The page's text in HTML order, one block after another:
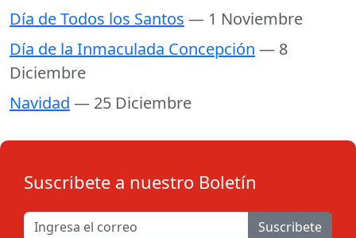
Día de Todos los Santos — 1 Noviembre
Día de la Inmaculada Concepción — 8
Diciembre
Navidad — 25 Diciembre
Suscribete a nuestro Boletín
Suscribete